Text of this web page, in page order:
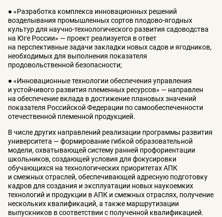
● «Разработка комплекса инновационных решений
возделывания промышленных сортов плодово-ягодных
культур для научно-технологического развития садоводства
на Юге России» — проект реализуется в ответ
на перспективные задачи закладки новых садов и ягодников,
необходимых для выполнения показателя
продовольственной безопасности;
● «Инновационные технологии обеспечения управления
и устойчивого развития племенных ресурсов» — направлен
на обеспечение вклада в достижение плановых значений
показателя Российской Федерации по самообеспеченности
отечественной племенной продукцией.
В числе других направлений реализации программы развития
университета — формирование гибкой образовательной
модели, охватывающей систему ранней профориентации
школьников, создающей условия для фокусировки
обучающихся на технологических приоритетах АПК
и смежных отраслей, обеспечивающей адресную подготовку
кадров для создания и эксплуатации новых наукоемких
технологий и продукции в АПК и смежных отраслях, получение
нескольких квалификаций, а также маршрутизации
выпускников в соответствии с полученной квалификацией.